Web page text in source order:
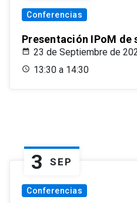
Conferencias
Presentación IPoM de
23 de Septiembre de
13:30 a 14:30
3 SEP
Conferencias